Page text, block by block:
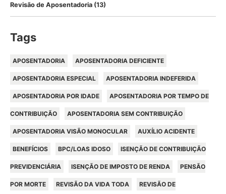
Revisão de Aposentadoria (13)
Tags
APOSENTADORIA APOSENTADORIA DEFICIENTE
APOSENTADORIA ESPECIAL APOSENTADORIA INDEFERIDA
APOSENTADORIA POR IDADE APOSENTADORIA POR TEMPO DE
CONTRIBUIÇÃO APOSENTADORIA SEM CONTRIBUIÇÃO
APOSENTADORIA VISÃO MONOCULAR AUXÍLIO ACIDENTE
BENEFÍCIOS BPC/LOAS IDOSO ISENÇÃO DE CONTRIBUIÇÃO
PREVIDENCIÁRIA ISENÇÃO DE IMPOSTO DE RENDA PENSÃO
POR MORTE REVISÃO DA VIDA TODA REVISÃO DE